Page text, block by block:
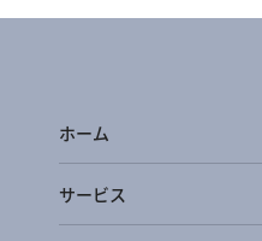
ホーム
サービス